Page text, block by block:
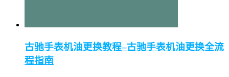
古驰手表机油更换教程–古驰手表机油更换全流
程指南